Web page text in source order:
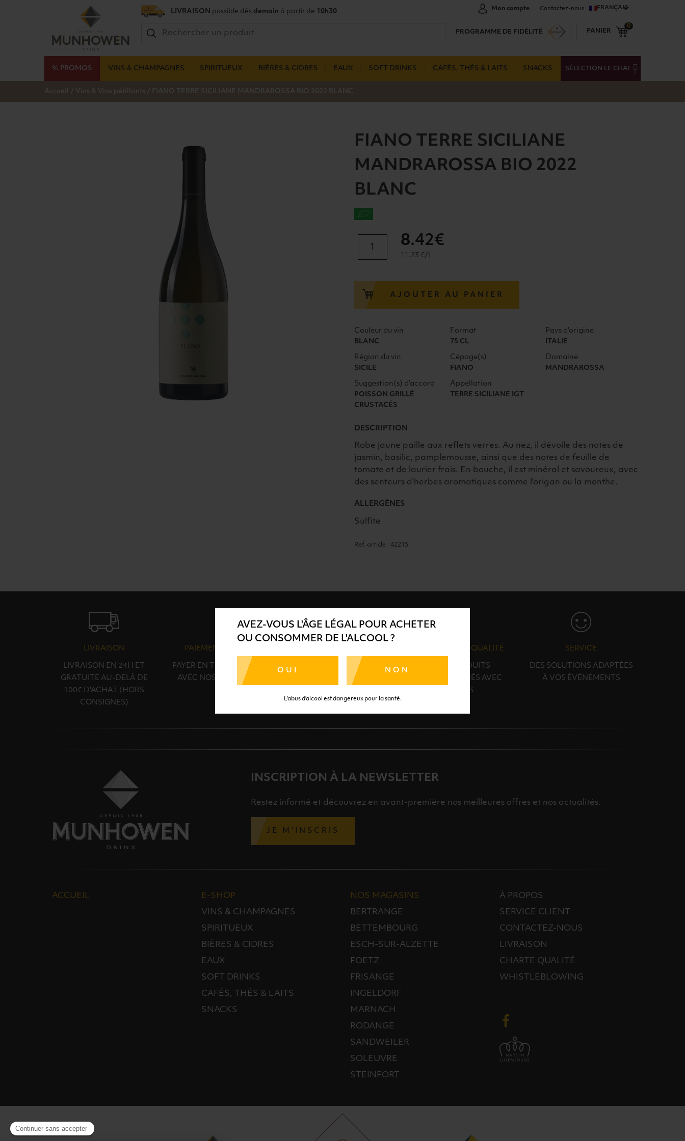
AVEZ-VOUS L'ÂGE LÉGAL POUR ACHETER
OU CONSOMMER DE L'ALCOOL ?
OUI NON
L’abus d’alcool est dangereux pour la santé.
LIVRAISON possible dès demain à partir de 10h30 Mon compte Contactez-nous FRANÇAIS
PROGRAMME DE FIDÉLITÉ PANIER
0
% PROMOS VINS & CHAMPAGNES SPIRITUEUX BIÈRES & CIDRES EAUX SOFT DRINKS CAFÉS, THÉS & LAITS SNACKS SÉLECTION LE CHAI
Accueil / Vins & Vins pétillants / FIANO TERRE SICILIANE MANDRAROSSA BIO 2022 BLANC
FIANO TERRE SICILIANE
MANDRAROSSA BIO 2022
BLANC
SICILIANE
MANDRAROSSA
2022
BLANC
8.42€
11.23 €/L
AJOUTER AU PANIER
Couleur du vin
BLANC
Format
75 CL
Pays d'origine
ITALIE
Région du vin
SICILE
Cépage(s)
FIANO
Domaine
MANDRAROSSA
Suggestion(s) d'accord
POISSON GRILLÉ
CRUSTACÉS
Appellation
TERRE SICILIANE IGT
DESCRIPTION
Robe jaune paille aux reflets verres. Au nez, il dévoile des notes de
jasmin, basilic, pamplemousse, ainsi que des notes de feuille de
tomate et de laurier frais. En bouche, il est minéral et savoureux, avec
des senteurs d'herbes aromatiques comme l'origan ou la menthe.
ALLERGÈNES
Sulfite
Ref. article : 42215
LIVRAISON
LIVRAISON EN 24H ET
GRATUITE AU-DELÀ DE
100€ D'ACHAT (HORS
CONSIGNES)
PAIEMENT SÉCURISÉ
PAYER EN TOUTE SÉRÉNITÉ
AVEC NOS PARTENAIRES
NOS CONSEILLERS SONT À
VOTRE DISPOSITION
SÉLECTION & QUALITÉ
DES PRODUITS
SÉLECTIONNÉS AVEC
SOINS
SERVICE
DES SOLUTIONS ADAPTÉES
À VOS ÉVÉNEMENTS
INSCRIPTION À LA NEWSLETTER
Restez informé et découvrez en avant-première nos meilleures offres et nos actualités.
JE M'INSCRIS
ACCUEIL
E-SHOP
VINS & CHAMPAGNES
SPIRITUEUX
BIÈRES & CIDRES
EAUX
SOFT DRINKS
CAFÉS, THÉS & LAITS
SNACKS
NOS MAGASINS
BERTRANGE
BETTEMBOURG
ESCH-SUR-ALZETTE
FOETZ
FRISANGE
INGELDORF
MARNACH
RODANGE
SANDWEILER
SOLEUVRE
STEINFORT
À PROPOS
SERVICE CLIENT
CONTACTEZ-NOUS
LIVRAISON
CHARTE QUALITÉ
WHISTLEBLOWING